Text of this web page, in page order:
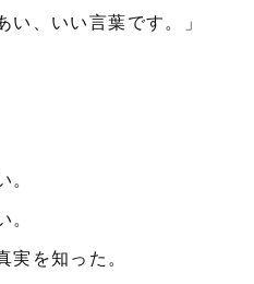
、いい言葉です。」
を知った。